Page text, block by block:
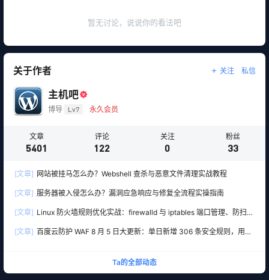
暂无讨论，说说你的看法吧
关于作者 关注 私信
主机吧
博导 Lv7 永久会员
文章
5401
评论
122
关注
0
粉丝
33
[文章] 网站被挂马怎么办？Webshell 查杀与恶意文件清理实战教程
[文章] 服务器被入侵怎么办？漏洞应急响应与修复全流程实操指南
[文章] Linux 防火墙规则优化实战：firewalld 与 iptables 端口管理、防扫描
[文章] 百度云防护 WAF 8 月 5 日大更新：单日新增 306 条安全规则，用友
Ta的全部动态